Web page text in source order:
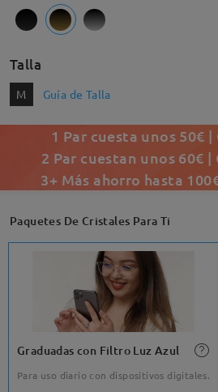
Talla
M Guía de Talla
1 Par cuesta unos 50€ |
2 Par cuestan unos 60€ |
3+ Más ahorro hasta
Paquetes De Cristales Para Ti
Graduadas con Filtro Luz Azul
Para uso diario con dispositivos digitales.